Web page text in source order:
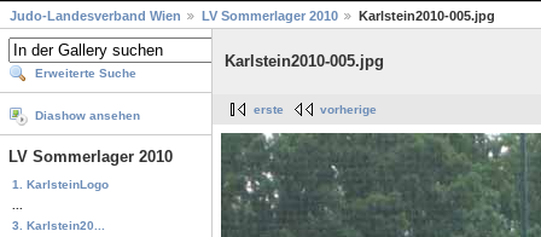
Judo-Landesverband Wien LV Sommerlager 2010 Karlstein2010-005.jpg
Erweiterte Suche
Diashow ansehen
LV Sommerlager 2010
1. KarlsteinLogo
3. Karlstein20...
Karlstein2010-005.jpg
erste vorherige